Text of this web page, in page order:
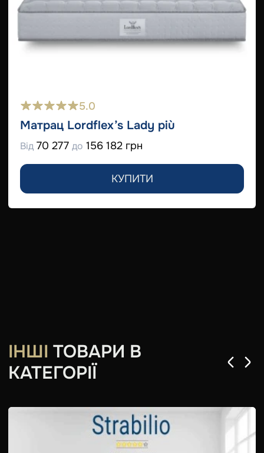
5.0
Матрац Lordflex’s Lady più
Від 70 277 до 156 182 грн
КУПИТИ
ІНШІ ТОВАРИ В
КАТЕГОРІЇ